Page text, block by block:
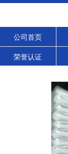
公司首页
荣誉认证